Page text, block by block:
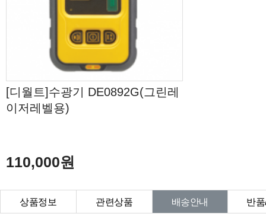
[디월트]수광기 DE0892G(그린레
이저레벨용)
110,000원
상품정보 관련상품 배송안내 반